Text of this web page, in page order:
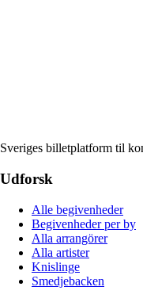
Sveriges billetplatform til
Udforsk
Alle begivenheder
Begivenheder per by
Alla arrangörer
Alla artister
Knislinge
Smedjebacken